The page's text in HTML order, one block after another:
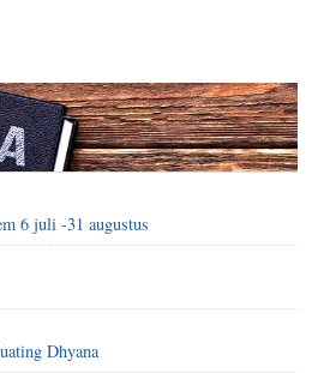
6 juli -31 augustus
Dhyana